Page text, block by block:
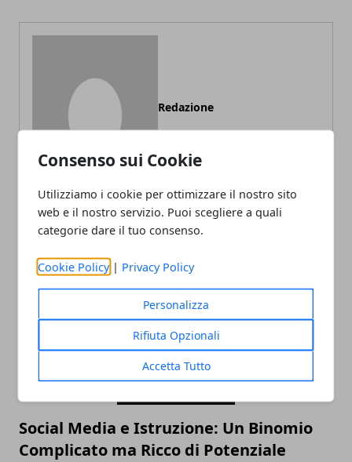
Consenso sui Cookie
Utilizziamo i cookie per ottimizzare il nostro sito
web e il nostro servizio. Puoi scegliere a quali
categorie dare il tuo consenso.
Cookie Policy | Privacy Policy
Personalizza
Rifiuta Opzionali
Accetta Tutto
Redazione
ARTICOLI CORRELATI
Social Media e Istruzione: Un Binomio
Complicato ma Ricco di Potenziale